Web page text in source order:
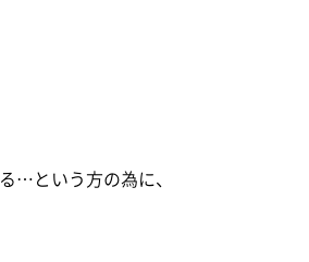
…という方の為に、